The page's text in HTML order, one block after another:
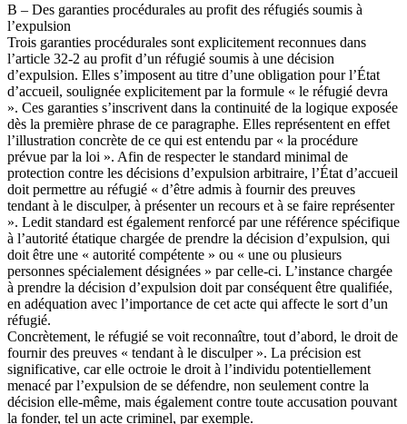
B – Des garanties procédurales au profit des réfugiés soumis à
l’expulsion
Trois garanties procédurales sont explicitement reconnues dans
l’article 32-2 au profit d’un réfugié soumis à une décision
d’expulsion. Elles s’imposent au titre d’une obligation pour l’État
d’accueil, soulignée explicitement par la formule « le réfugié devra
». Ces garanties s’inscrivent dans la continuité de la logique exposée
dès la première phrase de ce paragraphe. Elles représentent en effet
l’illustration concrète de ce qui est entendu par « la procédure
prévue par la loi ». Afin de respecter le standard minimal de
protection contre les décisions d’expulsion arbitraire, l’État d’accueil
doit permettre au réfugié « d’être admis à fournir des preuves
tendant à le disculper, à présenter un recours et à se faire représenter
». Ledit standard est également renforcé par une référence spécifique
à l’autorité étatique chargée de prendre la décision d’expulsion, qui
doit être une « autorité compétente » ou « une ou plusieurs
personnes spécialement désignées » par celle-ci. L’instance chargée
à prendre la décision d’expulsion doit par conséquent être qualifiée,
en adéquation avec l’importance de cet acte qui affecte le sort d’un
réfugié.
Concrètement, le réfugié se voit reconnaître, tout d’abord, le droit de
fournir des preuves « tendant à le disculper ». La précision est
significative, car elle octroie le droit à l’individu potentiellement
menacé par l’expulsion de se défendre, non seulement contre la
décision elle-même, mais également contre toute accusation pouvant
la fonder, tel un acte criminel, par exemple.